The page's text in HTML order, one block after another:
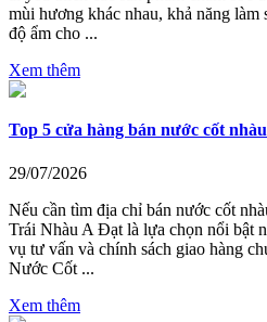
mùi hương khác nhau, khả năng
độ ẩm cho ...
Xem thêm
Top 5 cửa hàng bán nước cốt
29/07/2026
Nếu cần tìm địa chỉ bán nước cốt
Trái Nhàu A Đạt là lựa chọn nổi bật
vụ tư vấn và chính sách giao hàng
Nước Cốt ...
Xem thêm